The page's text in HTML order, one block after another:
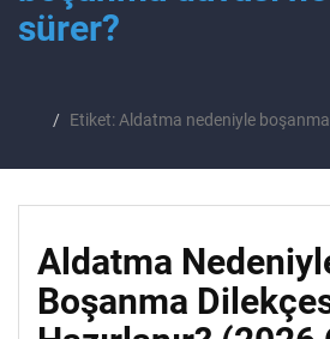
sürer?
Etiket: Aldatma nedeniyle
Aldatma
Boşanma